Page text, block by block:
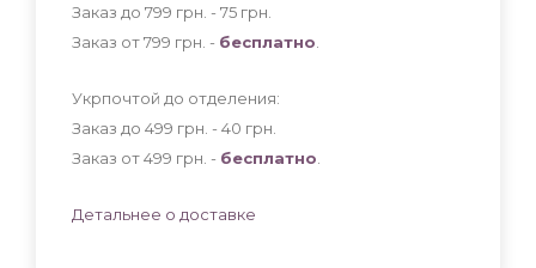
Заказ до 799 грн. - 75 грн
Заказ от 799 грн. - бесплатно
Укрпочтой до отделения:
Заказ до 499 грн. - 40 грн
Заказ от 499 грн. - бесплатно
Детальнее о доставке